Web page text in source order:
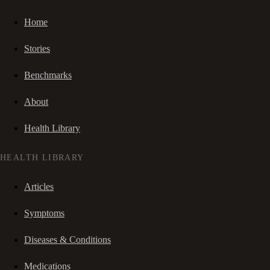
Home
Stories
Benchmarks
About
Health Library
HEALTH LIBRARY
Articles
Symptoms
Diseases & Conditions
Medications